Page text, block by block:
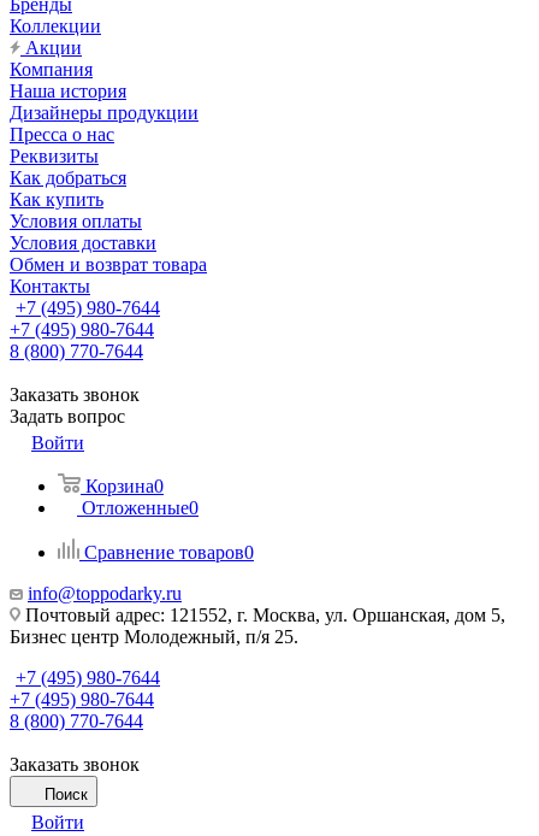
Бренды
Коллекции
Акции
Компания
Наша история
Дизайнеры продукции
Пресса о нас
Реквизиты
Как добраться
Как купить
Условия оплаты
Условия доставки
Обмен и возврат товара
Контакты
+7 (495) 980-7644
+7 (495) 980-7644
8 (800) 770-7644
Заказать звонок
Задать вопрос
Войти
Корзина0
Отложенные0
Сравнение товаров0
info@toppodarky.ru
Почтовый адрес: 121552, г. Москва, ул. Оршанская, дом 5,
Бизнес центр Молодежный, п/я 25.
+7 (495) 980-7644
+7 (495) 980-7644
8 (800) 770-7644
Заказать звонок
Поиск
Войти